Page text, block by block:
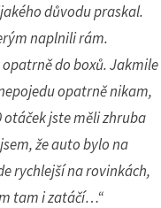
důvodu praskal.
naplnili rám.
do boxů. Jakmile
opatrně nikam,
otáček jste měli zhruba
že auto bylo na
rychlejší na rovinkách,
tam i zatáčí…“